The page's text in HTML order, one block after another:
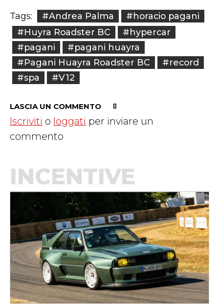
Tags: #Andrea Palma
#horacio pagani
#Huyra Roadster BC
#hypercar
#pagani
#pagani huayra
#Pagani Huayra Roadster BC
#record
#spa
#V12
LASCIA UN COMMENTO
Iscriviti o loggati per inviare un
commento
INCENTIVE